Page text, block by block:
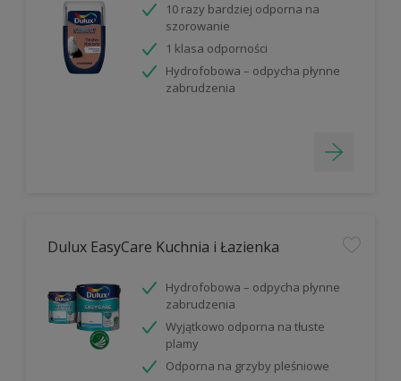
10 razy bardziej odporna na
szorowanie
1 klasa odporności
Hydrofobowa – odpycha płynne
zabrudzenia
Dulux EasyCare Kuchnia i Łazienka
Hydrofobowa – odpycha płynne
zabrudzenia
Wyjątkowo odporna na tłuste
plamy
Odporna na grzyby pleśniowe